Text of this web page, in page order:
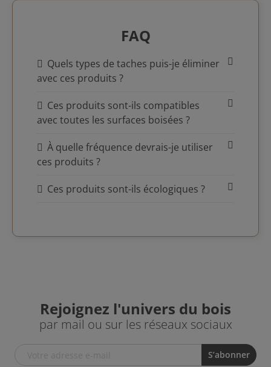
FAQ
Quels types de taches puis-je éliminer
avec ces produits ?
Ces produits sont-ils compatibles
avec toutes les surfaces boisées ?
À quelle fréquence devrais-je utiliser
ces produits ?
Ces produits sont-ils écologiques ?
Rejoignez l'univers du bois
par mail ou sur les réseaux sociaux